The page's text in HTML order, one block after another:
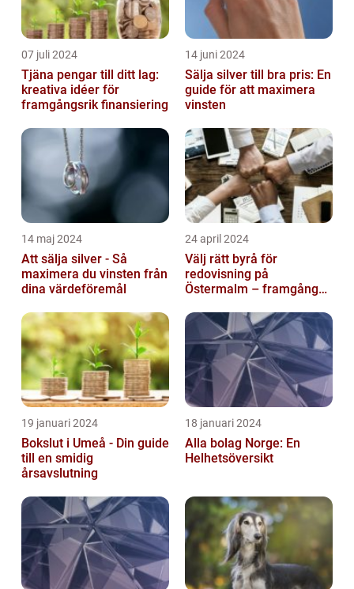
07 juli 2024
Tjäna pengar till ditt lag:
kreativa idéer för
framgångsrik finansiering
14 juni 2024
Sälja silver till bra pris: En
guide för att maximera
vinsten
14 maj 2024
Att sälja silver - Så
maximera du vinsten från
dina värdeföremål
24 april 2024
Välj rätt byrå för
redovisning på
Östermalm – framgång
19 januari 2024
Bokslut i Umeå - Din guide
till en smidig
årsavslutning
18 januari 2024
Alla bolag Norge: En
Helhetsöversikt